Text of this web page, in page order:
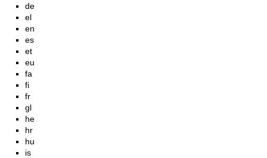
de
el
en
es
et
eu
fa
fi
fr
gl
he
hr
hu
is